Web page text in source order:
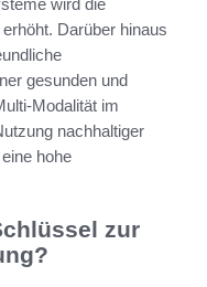
wird die
Darüber hinaus
gesunden und
Modalität im
nachhaltiger
hohe
zur